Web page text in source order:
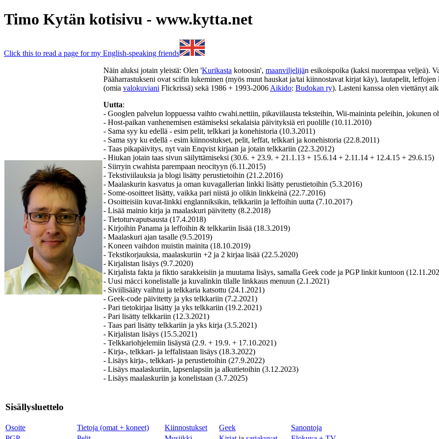
Timo Kytän kotisivu - www.kytta.net
Click this to read a page for my English-speaking friends
Näin aluksi jotain yleistä: Olen 'Kurikasta kotoosin', maanviljelijän esikoispoika (kaksi nuorempaa veljeä).
Pääharrastukseni ovat scifin lukeminen (myös muut hauskat ja/tai kiinnostavat kirjat käy), lautapelit,
(omia valokuviani Flickrissä) sekä 1986 + 1993-2006 Aikido: Budokan ry). Lasteni kanssa olen viettänyt
Uutta:
- Googlen palvelun loppuessa vaihto cwahi.nettiin, pikaviilausta teksteihin, Wii-maininta peleihin, jokunen
- Host-paikan vanhenemisen estämiseksi sekalaisia päivityksiä eri puolille (10.11.2010)
- Sama syy ku edellä - esim pelit, telkkari ja konehistoria (10.3.2011)
- Sama syy ku edellä - esim kiinnostukset, pelit, leffat, telkkari ja konehistoria (22.8.2011)
- Taas pikapäivitys, nyt vain Enqvist kirjaan ja jotain telkkariin (22.3.2012)
- Hiukan jotain taas sivun säilyttämiseksi (30.6. + 23.9. + 21.1.13 + 15.6.14 + 2.11.14 + 12.4.15 + 29.6.15)
- Siirryin cwahista parempaan neocityyn (6.11.2015)
- Tekstiviilauksia ja blogi lisätty perustietoihin (21.2.2016)
- Maalaskurin kasvatus ja oman kuvagallerian linkki lisätty perustietoihin (5.3.2016)
- Some-osoitteet lisätty, vaikka pari niistä jo olikin linkkeinä (22.7.2016)
- Osoitteisiin kuvat-linkki englanniksikin, telkkariin ja leffoihin uutta (7.10.2017)
- Lisää mainio kirja ja maalaskuri päivitetty (8.2.2018)
- Tietoturvaputsausta (17.4.2018)
- Kirjoihin Panama ja leffoihin & telkkariin lisää (18.3.2019)
- Maalaskuri ajan tasalle (9.5.2019)
- Koneen vaihdon muistin mainita (18.10.2019)
- Tekstikorjauksia, maalaskuriin +2 ja 2 kirjaa lisää (22.5.2020)
- Kirjalistan lisäys (9.7.2020)
- Kirjalista fakta ja fiktio sarakkeisiin ja muutama lisäys, samalla Geek code ja PGP linkit kuntoon
- Uusi mäcci konelistalle ja kuvalinkin tilalle linkkaus menuun (2.1.2021)
- Siviilisääty vaihtui ja telkkaria katsottu (24.1.2021)
- Geek-code päivitetty ja yks telkkariin (7.2.2021)
- Pari tietokirjaa lisätty ja yks telkkariin (19.2.2021)
- Pari lisätty telkkariin (12.3.2021)
- Taas pari lisätty telkkariin ja yks kirja (3.5.2021)
- Kirjalistan lisäys (15.5.2021)
- Telkkariohjelemiin lisäystä (2.9. + 19.9. + 17.10.2021)
- Kirja-, telkkari- ja leffalistaan lisäys (18.3.2022)
- Lisäys kirja-, telkkari- ja perustietoihin (27.9.2022)
- Lisäys maalaskuriin, lapsenlapsiin ja alkutietoihin (3.12.2023)
- Lisäys maalaskuriin ja konelistaan (3.7.2025)
Sisällysluettelo
Osoite Tietoja (omat + koneet) Kiinnostukset Geek
Sanontoja